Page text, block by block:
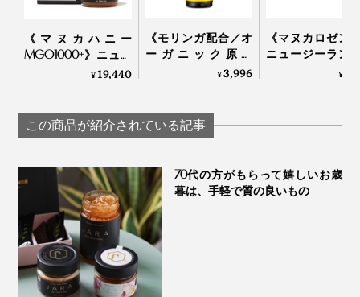
『JARA Honey』は、国際的にも評価され、2024年には
「ロンドンインターナショナルハチミツアワード
※国際的な専門家の審査員によってブラインドテイスティングされ、味・外観・香
り、・テクスチャー・風味・口当たりについて評価される、国際的なコンテスト
《マヌカハニー
MGO1000+》ニュー
ジーランド政府認
ハニー（保証書付）
｜トゥルーハニー
¥19,440
《モリンガ配合／オ
ーガニック原料
100％》MG1000+マ
リーの「マヌカ＆プ
ロポリス スプレー モ
TAMAU×24
ORGANIC DAYS
¥3,996
《マヌカロゼン
ニュージーラン
府認定、マヌカ
¥
この商品が紹介されている記事
70代の方がもらって嬉しいお歳
暮は、手軽で質の良いもの